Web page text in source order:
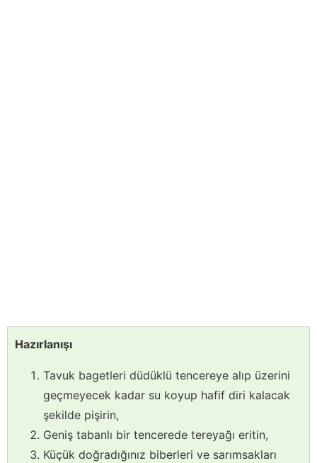
Hazırlanışı
Tavuk bagetleri düdüklü tencereye alıp üzerini
geçmeyecek kadar su koyup hafif diri kalacak
şekilde pişirin,
Geniş tabanlı bir tencerede tereyağı eritin,
Küçük doğradığınız biberleri ve sarımsakları